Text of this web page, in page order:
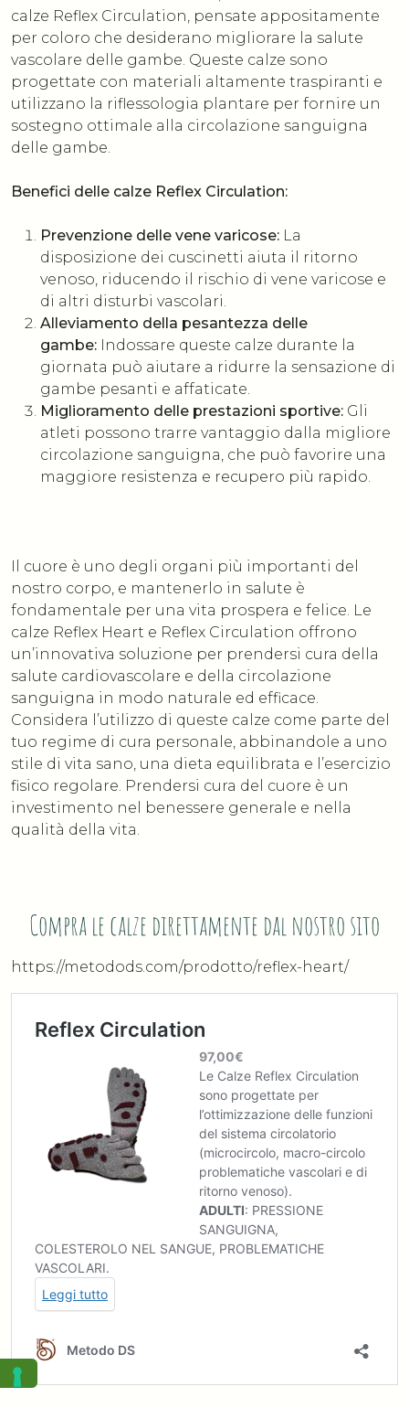
calze Reflex Circulation, pensate appositamente
per coloro che desiderano migliorare la salute
vascolare delle gambe. Queste calze sono
progettate con materiali altamente traspiranti e
utilizzano la riflessologia plantare per fornire un
sostegno ottimale alla circolazione sanguigna
delle gambe.
Benefici delle calze Reflex Circulation:
Prevenzione delle vene varicose: La
disposizione dei cuscinetti aiuta il ritorno
venoso, riducendo il rischio di vene varicose e
di altri disturbi vascolari.
Alleviamento della pesantezza delle
gambe: Indossare queste calze durante la
giornata può aiutare a ridurre la sensazione di
gambe pesanti e affaticate.
Miglioramento delle prestazioni sportive: Gli
atleti possono trarre vantaggio dalla migliore
circolazione sanguigna, che può favorire una
maggiore resistenza e recupero più rapido.
Il cuore è uno degli organi più importanti del
nostro corpo, e mantenerlo in salute è
fondamentale per una vita prospera e felice. Le
calze Reflex Heart e Reflex Circulation offrono
un’innovativa soluzione per prendersi cura della
salute cardiovascolare e della circolazione
sanguigna in modo naturale ed efficace.
Considera l’utilizzo di queste calze come parte del
tuo regime di cura personale, abbinandole a uno
stile di vita sano, una dieta equilibrata e l’esercizio
fisico regolare. Prendersi cura del cuore è un
investimento nel benessere generale e nella
qualità della vita.
Compra le calze direttamente dal nostro sito
https://metodods.com/prodotto/reflex-heart/